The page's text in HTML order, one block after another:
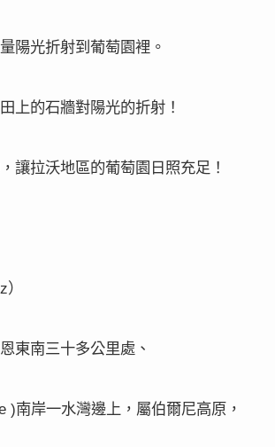
陽光折射到葡萄園裡。
上的石牆對陽光的折射！
讓拉沃地區的葡萄園日照充足！
）
東南三十多公里處、
)南岸一水灣邊上，屬伯爾尼高原，